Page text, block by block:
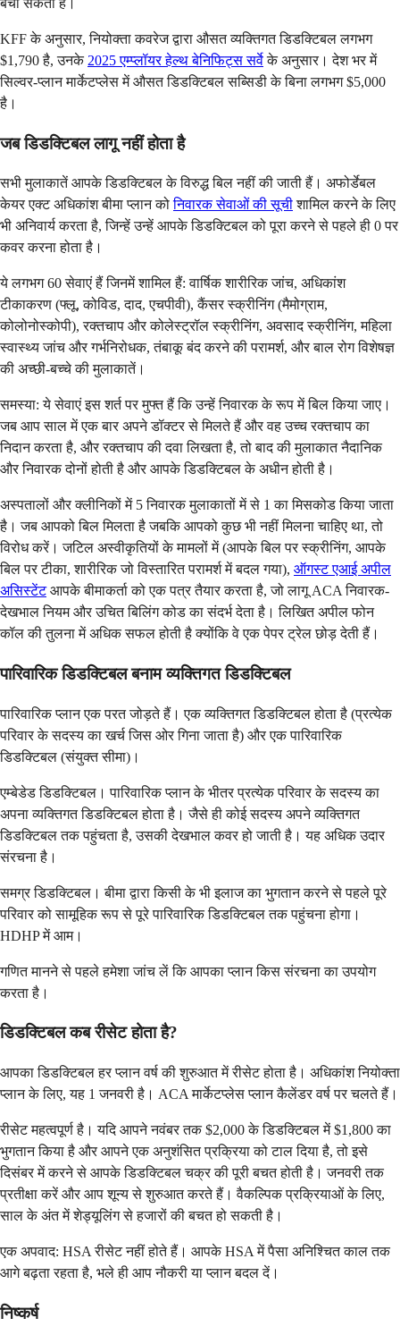
KFF के अनुसार, नियोक्ता कवरेज द्वारा औसत व्यक्तिगत डिडक्टिबल लगभग
$1,790 है, उनके 2025 एम्प्लॉयर हेल्थ बेनिफिट्स सर्वेके अनुसार। देश भर में
सिल्वर-प्लान मार्केटप्लेस में औसत डिडक्टिबल सब्सिडी के बिना लगभग $5,000
है।
जब डिडक्टिबल लागू नहीं होता है
सभी मुलाकातें आपके डिडक्टिबल के विरुद्ध बिल नहीं की जाती हैं। अफोर्डेबल
केयर एक्ट अधिकांश बीमा प्लान कोनिवारक सेवाओं की सूचीशामिल करने के लिए
भी अनिवार्य करता है, जिन्हें उन्हें आपके डिडक्टिबल को पूरा करने से पहले ही 0 पर
कवर करना होता है।
ये लगभग 60 सेवाएं हैं जिनमें शामिल हैं: वार्षिक शारीरिक जांच, अधिकांश
टीकाकरण (फ्लू, कोविड, दाद, एचपीवी), कैंसर स्क्रीनिंग (मैमोग्राम,
कोलोनोस्कोपी), रक्तचाप और कोलेस्ट्रॉल स्क्रीनिंग, अवसाद स्क्रीनिंग, महिला
स्वास्थ्य जांच और गर्भनिरोधक, तंबाकू बंद करने की परामर्श, और बाल रोग विशेषज्ञ
की अच्छी-बच्चे की मुलाकातें।
समस्या: ये सेवाएं इस शर्त पर मुफ्त हैं कि उन्हें निवारक के रूप में बिल किया जाए।
जब आप साल में एक बार अपने डॉक्टर से मिलते हैं और वह उच्च रक्तचाप का
निदान करता है, और रक्तचाप की दवा लिखता है, तो बाद की मुलाकात नैदानिक ​​
और निवारक दोनों होती है और आपके डिडक्टिबल के अधीन होती है।
अस्पतालों और क्लीनिकों में 5 निवारक मुलाकातों में से 1 का मिसकोड किया जाता
है। जब आपको बिल मिलता है जबकि आपको कुछ भी नहीं मिलना चाहिए था, तो
विरोध करें। जटिल अस्वीकृतियों के मामलों में (आपके बिल पर स्क्रीनिंग, आपके
बिल पर टीका, शारीरिक जो विस्तारित परामर्श में बदल गया), ऑगस्ट एआई अपील
असिस्टेंटआपके बीमाकर्ता को एक पत्र तैयार करता है, जो लागू ACA निवारक-
देखभाल नियम और उचित बिलिंग कोड का संदर्भ देता है। लिखित अपील फोन
कॉल की तुलना में अधिक सफल होती है क्योंकि वे एक पेपर ट्रेल छोड़ देती हैं।
पारिवारिक डिडक्टिबल बनाम व्यक्तिगत डिडक्टिबल
पारिवारिक प्लान एक परत जोड़ते हैं। एक व्यक्तिगत डिडक्टिबल होता है (प्रत्येक
परिवार के सदस्य का खर्च जिस ओर गिना जाता है) और एक पारिवारिक
डिडक्टिबल (संयुक्त सीमा)।
एम्बेडेड डिडक्टिबल। पारिवारिक प्लान के भीतर प्रत्येक परिवार के सदस्य का
अपना व्यक्तिगत डिडक्टिबल होता है। जैसे ही कोई सदस्य अपने व्यक्तिगत
डिडक्टिबल तक पहुंचता है, उसकी देखभाल कवर हो जाती है। यह अधिक उदार
संरचना है।
समग्र डिडक्टिबल। बीमा द्वारा किसी के भी इलाज का भुगतान करने से पहले पूरे
परिवार को सामूहिक रूप से पूरे पारिवारिक डिडक्टिबल तक पहुंचना होगा।
HDHP में आम।
गणित मानने से पहले हमेशा जांच लें कि आपका प्लान किस संरचना का उपयोग
करता है।
डिडक्टिबल कब रीसेट होता है?
आपका डिडक्टिबल हर प्लान वर्ष की शुरुआत में रीसेट होता है। अधिकांश नियोक्ता
प्लान के लिए, यह 1 जनवरी है। ACA मार्केटप्लेस प्लान कैलेंडर वर्ष पर चलते हैं।
रीसेट महत्वपूर्ण है। यदि आपने नवंबर तक $2,000 के डिडक्टिबल में $1,800 का
भुगतान किया है और आपने एक अनुशंसित प्रक्रिया को टाल दिया है, तो इसे
दिसंबर में करने से आपके डिडक्टिबल चक्र की पूरी बचत होती है। जनवरी तक
प्रतीक्षा करें और आप शून्य से शुरुआत करते हैं। वैकल्पिक प्रक्रियाओं के लिए,
साल के अंत में शेड्यूलिंग से हजारों की बचत हो सकती है।
एक अपवाद: HSA रीसेट नहीं होते हैं। आपके HSA में पैसा अनिश्चित काल तक
आगे बढ़ता रहता है, भले ही आप नौकरी या प्लान बदल दें।
निष्कर्ष